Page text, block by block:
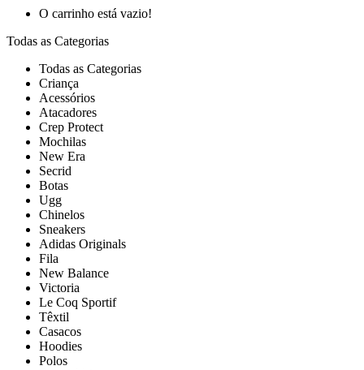
O carrinho está vazio!
Todas as Categorias
Todas as Categorias
Criança
Acessórios
Atacadores
Crep Protect
Mochilas
New Era
Secrid
Botas
Ugg
Chinelos
Sneakers
Adidas Originals
Fila
New Balance
Victoria
Le Coq Sportif
Têxtil
Casacos
Hoodies
Polos